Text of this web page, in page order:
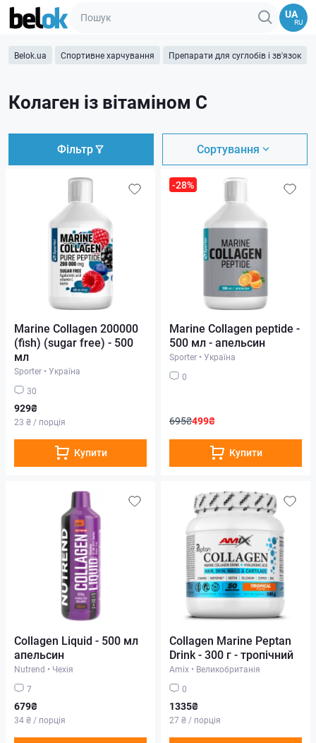
UA
RU
Belok.ua Спортивне харчування Препарати для суглобів і зв'язок
Колаген із вітаміном C
Фільтр Сортування
Marine Collagen 200000
(fish) (sugar free) - 500
мл
Sporter • Україна
30
929₴
23 ₴ / порція
Купити
-28%
Marine Collagen peptide -
500 мл - апельсин
Sporter • Україна
0
695₴499₴
Купити
Collagen Liquid - 500 мл
апельсин
Nutrend • Чехія
7
679₴
34 ₴ / порція
Collagen Marine Peptan
Drink - 300 г - тропічний
Amix • Великобританія
0
1335₴
27 ₴ / порція